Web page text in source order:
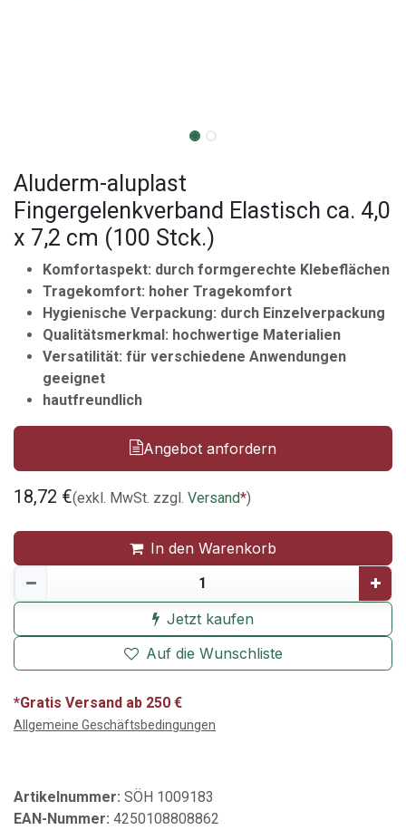
Aluderm-aluplast
Fingergelenkverband Elastisch ca. 4,0
x 7,2 cm (100 Stck.)
Komfortaspekt: durch formgerechte Klebeflächen
Tragekomfort: hoher Tragekomfort
Hygienische Verpackung: durch Einzelverpackung
Qualitätsmerkmal: hochwertige Materialien
Versatilität: für verschiedene Anwendungen
geeignet
hautfreundlich
Angebot anfordern
18,72 €(exkl. MwSt. zzgl. Versand*)
In den Warenkorb
Jetzt kaufen
Auf die Wunschliste
*Gratis Versand ab 250 €
Allgemeine Geschäftsbedingungen
Artikelnummer: SÖH 1009183
EAN-Nummer: 4250108808862